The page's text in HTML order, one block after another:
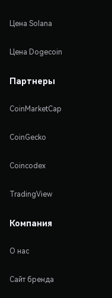
Цена Solana
Цена Dogecoin
Партнеры
CoinMarketCap
CoinGecko
Coincodex
TradingView
Компания
О нас
Сайт бренда